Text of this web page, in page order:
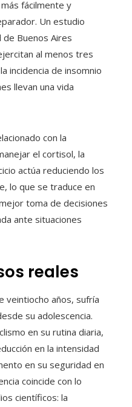
fácilmente y
Un estudio
Buenos Aires
al menos tres
incidencia de insomnio
llevan una vida
con la
el cortisol, la
actúa reduciendo los
lo que se traduce en
toma de decisiones
ante situaciones
reales
veintiocho años, sufría
su adolescencia.
en su rutina diaria,
en la intensidad
en su seguridad en
coincide con lo
científicos: la